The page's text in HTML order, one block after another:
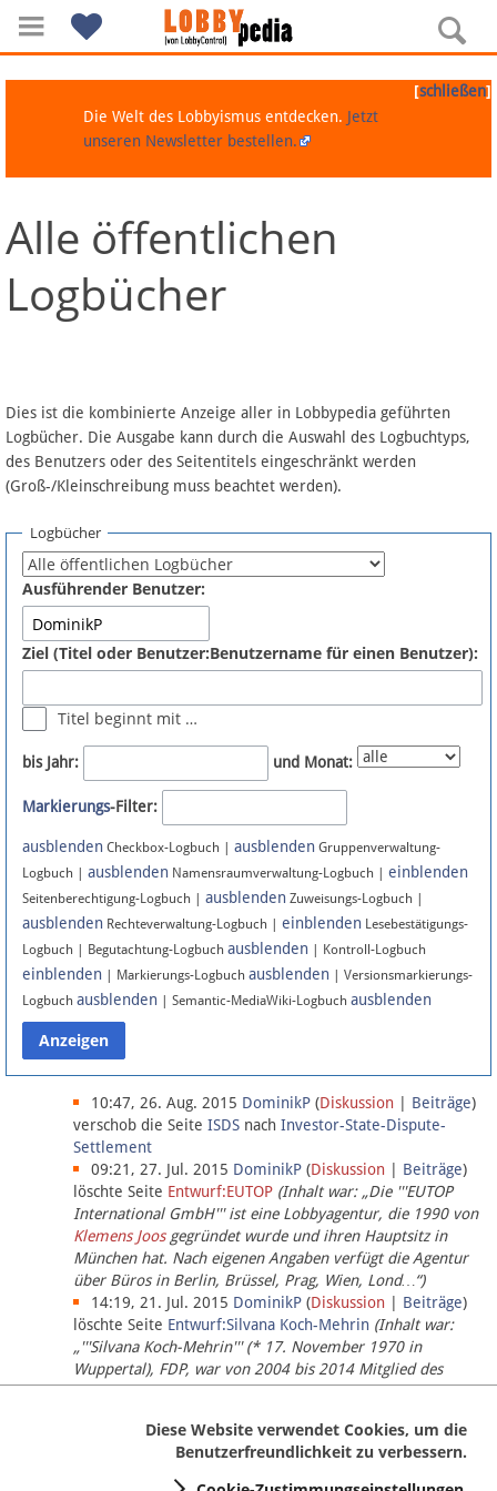
Navigation
Über Lobbypedia
Artikel nach Kategorien
FAQ
Fördermitglied werden
Fehler melden
Newsletter
Bluesky
Facebook
Instagram
Anmelden
Datenschutz
Über Lobbypedia
Impressum
[schließen]
Die Welt des Lobbyismus entdecken. Jetzt
unseren Newsletter bestellen.
Alle öffentlichen
Logbücher
Dies ist die kombinierte Anzeige aller in Lobbypedia geführten
Logbücher. Die Ausgabe kann durch die Auswahl des Logbuchtyps,
des Benutzers oder des Seitentitels eingeschränkt werden
(Groß-/Kleinschreibung muss beachtet werden).
Logbücher
Ausführender Benutzer:
Ziel (Titel oder Benutzer:Benutzername für einen Benutzer):
Titel beginnt mit …
bis Jahr: und Monat:
Markierungs-Filter:
ausblenden Checkbox-Logbuch | ausblenden Gruppenverwaltung-
Logbuch | ausblenden Namensraumverwaltung-Logbuch | einblenden
Seitenberechtigung-Logbuch | ausblenden Zuweisungs-Logbuch |
ausblenden Rechteverwaltung-Logbuch | einblenden Lesebestätigungs-
Logbuch | Begutachtung-Logbuch ausblenden | Kontroll-Logbuch
einblenden | Markierungs-Logbuch ausblenden | Versionsmarkierungs-
Logbuch ausblenden | Semantic-MediaWiki-Logbuch ausblenden
10:47, 26. Aug. 2015 DominikP (Diskussion Beiträge)
verschob die Seite ISDS nach Investor-State-Dispute-
Settlement
09:21, 27. Jul. 2015 DominikP (Diskussion Beiträge)
löschte Seite Entwurf:EUTOP (Inhalt war: „Die '''EUTOP
International GmbH''' ist eine Lobbyagentur, die 1990 von
Klemens Joosgegründet wurde und ihren Hauptsitz in
München hat. Nach eigenen Angaben verfügt die Agentur
über Büros in Berlin, Brüssel, Prag, Wien, Lond…“)
14:19, 21. Jul. 2015 DominikP (Diskussion Beiträge)
löschte Seite Entwurf:Silvana Koch-Mehrin (Inhalt war:
„'''Silvana Koch-Mehrin''' (* 17. November 1970 in
Wuppertal), FDP, war von 2004 bis 2014 Mitglied des
Europäischen Parlaments, seit November 2014 ist sie für
Diese Website verwendet Cookies, um die
Benutzerfreundlichkeit zu verbessern.